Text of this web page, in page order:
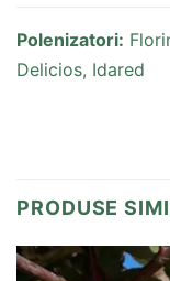
Polenizatori:
Delicios, Idared
PRODUSE